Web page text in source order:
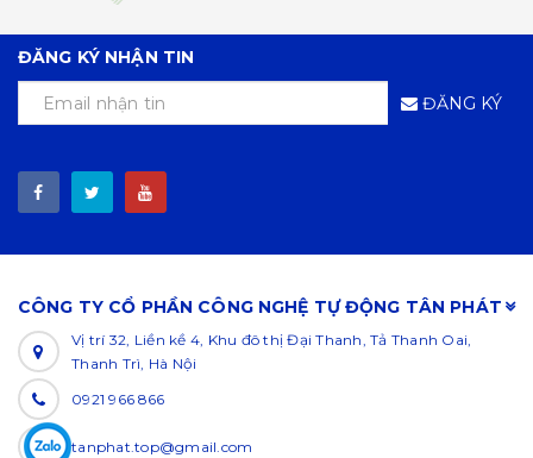
ĐĂNG KÝ NHẬN TIN
ĐĂNG KÝ
CÔNG TY CỔ PHẦN CÔNG NGHỆ TỰ ĐỘNG TÂN PHÁT
Vị trí 32, Liền kề 4, Khu đô thị Đại Thanh, Tả Thanh Oai,
Thanh Trì, Hà Nội
0921 966 866
tanphat.top@gmail.com